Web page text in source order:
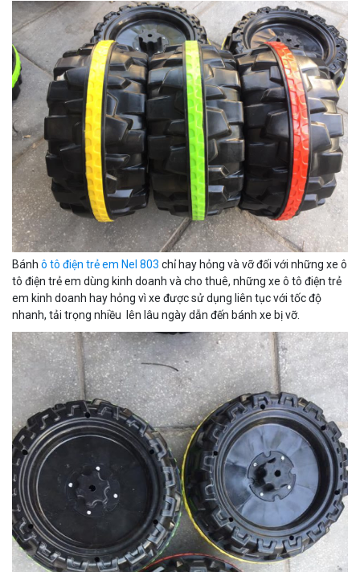
Bánh ô tô điện trẻ em Nel 803 chỉ hay hỏng và vỡ đối với những xe ô
tô điện trẻ em dùng kinh doanh và cho thuê, những xe ô tô điện trẻ
em kinh doanh hay hỏng vì xe được sử dụng liên tục với tốc độ
nhanh, tải trọng nhiều lên lâu ngày dẫn đến bánh xe bị vỡ.